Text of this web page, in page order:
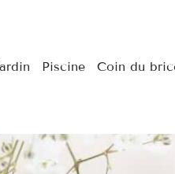
Piscine Coin du